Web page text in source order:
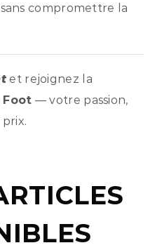
compromettre la
et rejoignez la
Foot — votre passion,